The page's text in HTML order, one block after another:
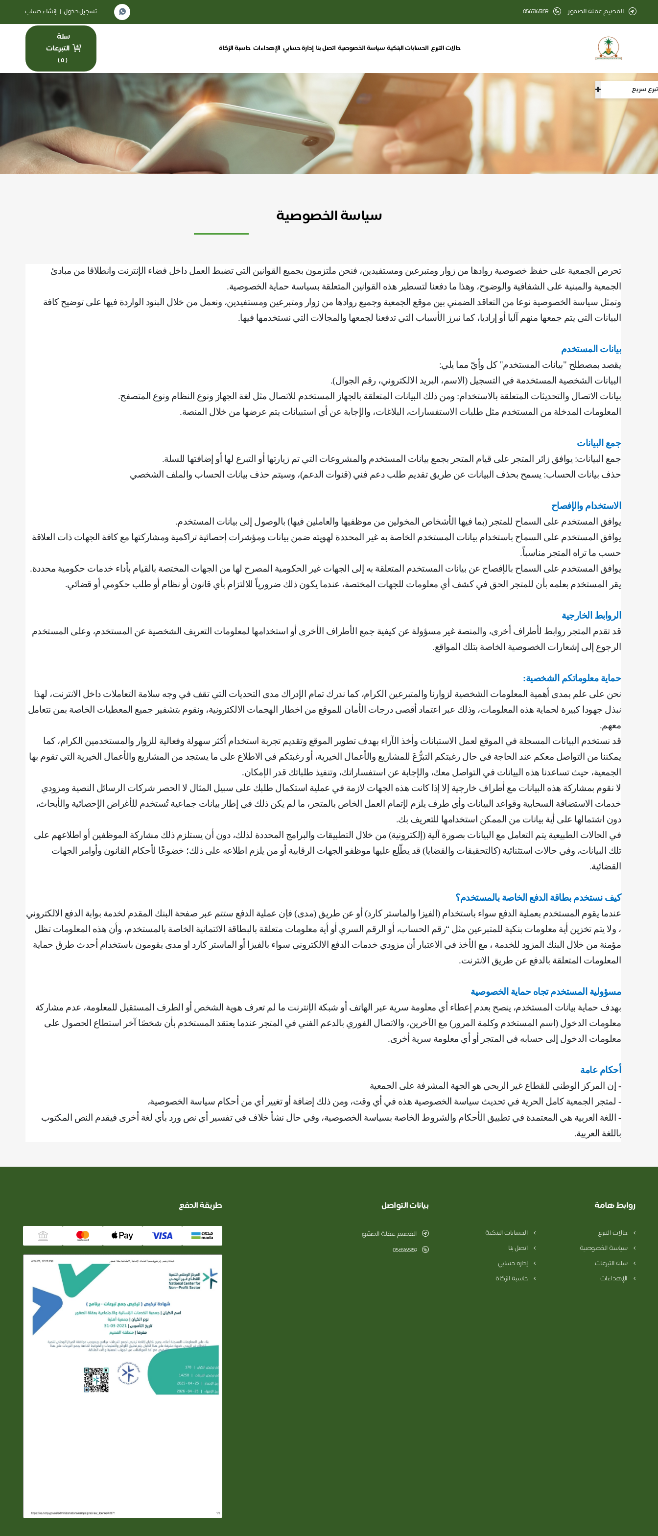
تبرع سريع
القصيم عقلة الصقور 0565165159 تسجيل دخول | إنشاء حساب
حالات التبرع الحسابات البنكية سياسة الخصوصية اتصل بنا إدارة حسابي الإهداءات حاسبة الزكاة
سلة
التبرعات
(
0
)
سياسة الخصوصية
تحرص الجمعية على حفظ خصوصية روادها من زوار ومتبرعين ومستفيدين، فنحن ملتزمون بجميع القوانين التي تضبط العمل داخل فضاء الإنترنت وانطلاقا من مبادئ
الجمعية والمبنية على الشفافية والوضوح، وهذا ما دفعنا لتسطير هذه القوانين المتعلقة بسياسة حماية الخصوصية.
وتمثل سياسة الخصوصية نوعا من التعاقد الضمني بين موقع الجمعية وجميع روادها من زوار ومتبرعين ومستفيدين، ونعمل من خلال البنود الواردة فيها على توضيح كافة
البيانات التي يتم جمعها منهم آليا أو إراديا، كما نبرز الأسباب التي تدفعنا لجمعها والمجالات التي نستخدمها فيها.
بيانات المستخدم
يقصد بمصطلح "بيانات المستخدم" كل وأيّ مما يلي:
‌البيانات الشخصية المستخدمة في التسجيل (الاسم، البريد الالكتروني، رقم الجوال).
بيانات الاتصال والتحديثات المتعلقة بالاستخدام: ومن ذلك البيانات المتعلقة بالجهاز المستخدم للاتصال مثل لغة الجهاز ونوع النظام ونوع المتصفح.
‌المعلومات المدخلة من المستخدم مثل طلبات الاستفسارات، البلاغات، والإجابة عن أي استبيانات يتم عرضها من خلال المنصة.
جمع البيانات
جمع البيانات: يوافق زائر المتجر على قيام المتجر بجمع بيانات المستخدم والمشروعات التي تم زيارتها أو التبرع لها أو إضافتها للسلة.
حذف بيانات الحساب: يسمح بحذف البيانات عن طريق تقديم طلب دعم فني (قنوات الدعم)، وسيتم حذف بيانات الحساب والملف الشخصي
الاستخدام والإفصاح
يوافق المستخدم على السماح للمتجر (بما فيها الأشخاص المخولين من موظفيها والعاملين فيها) بالوصول إلى بيانات المستخدم.
يوافق المستخدم على السماح باستخدام بيانات المستخدم الخاصة به غير المحددة لهويته ضمن بيانات ومؤشرات إحصائية تراكمية ومشاركتها مع كافة الجهات ذات العلاقة
حسب ما تراه المتجر مناسباً.
يوافق المستخدم على السماح بالإفصاح عن بيانات المستخدم المتعلقة به إلى الجهات غير الحكومية المصرح لها من الجهات المختصة بالقيام بأداء خدمات حكومية محددة.
‌يقر المستخدم بعلمه بأن للمتجر الحق في كشف أي معلومات للجهات المختصة، عندما يكون ذلك ضرورياً للالتزام بأي قانون أو نظام أو طلب حكومي أو قضائي.
الروابط الخارجية
قد تقدم المتجر روابط لأطراف أخرى، والمنصة غير مسؤولة عن كيفية جمع الأطراف الأخرى أو استخدامها لمعلومات التعريف الشخصية عن المستخدم، وعلى المستخدم
الرجوع إلى إشعارات الخصوصية الخاصة بتلك المواقع.
حماية معلوماتكم الشخصية:
نحن على علم بمدى أهمية المعلومات الشخصية لزوارنا والمتبرعين الكرام، كما ندرك تمام الإدراك مدى التحديات التي تقف في وجه سلامة التعاملات داخل الانترنت، لهذا
نبذل جهودا كبيرة لحماية هذه المعلومات، وذلك عبر اعتماد أقصى درجات الأمان للموقع من اخطار الهجمات الالكترونية، ونقوم بتشفير جميع المعطيات الخاصة بمن نتعامل
معهم.
قد نستخدم البيانات المسجلة في الموقع لعمل الاستبانات وأخذ الآراء بهدف تطوير الموقع وتقديم تجربة استخدام أكثر سهولة وفعالية للزوار والمستخدمين الكرام، كما
يمكننا من التواصل معكم عند الحاجة في حال رغبتكم التبرُّعَ للمشاريع والأعمال الخيرية، أو رغبتكم في الاطلاع على ما يستجد من المشاريع والأعمال الخيرية التي تقوم بها
الجمعية، حيث تساعدنا هذه البيانات في التواصل معك، والإجابة عن استفساراتك، وتنفيذ طلباتك قدر الإمكان.
لا نقوم بمشاركة هذه البيانات مع أطراف خارجية إلا إذا كانت هذه الجهات لازمة في عملية استكمال طلبك على سبيل المثال لا الحصر شركات الرسائل النصية ومزودي
خدمات الاستضافة السحابية وقواعد البيانات وأي طرف يلزم لإتمام العمل الخاص بالمتجر، ما لم يكن ذلك في إطار بيانات جماعية تُستخدم للأغراض الإحصائية والأبحاث،
دون اشتمالها على أية بيانات من الممكن استخدامها للتعريف بك.
في الحالات الطبيعية يتم التعامل مع البيانات بصورة آلية (إلكترونية) من خلال التطبيقات والبرامج المحددة لذلك، دون أن يستلزم ذلك مشاركة الموظفين أو اطلاعهم على
تلك البيانات، وفي حالات استثنائية (كالتحقيقات والقضايا) قد يطّلِع عليها موظفو الجهات الرقابية أو من يلزم اطلاعه على ذلك؛ خضوعًا لأحكام القانون وأوامر الجهات
القضائية.
كيف نستخدم بطاقة الدفع الخاصة بالمستخدم؟
عندما يقوم المستخدم بعملية الدفع سواء باستخدام (الفيزا والماستر كارد) أو عن طريق (مدى) فإن عملية الدفع ستتم عبر صفحة البنك المقدم لخدمة بوابة الدفع الالكتروني
، ولا يتم تخزين أية معلومات بنكية للمتبرعين مثل “رقم الحساب، أو الرقم السري أو أية معلومات متعلقة بالبطاقة الائتمانية الخاصة بالمستخدم، وأن هذه المعلومات تظل
مؤمنة من خلال البنك المزود للخدمة ، مع الأخذ في الاعتبار أن مزودي خدمات الدفع الالكتروني سواء بالفيزا أو الماستر كارد او مدى يقومون باستخدام أحدث طرق حماية
المعلومات المتعلقة بالدفع عن طريق الانترنت.
مسؤولية المستخدم تجاه حماية الخصوصية
بهدف حماية بيانات المستخدم، ينصح بعدم إعطاء أي معلومة سرية عبر الهاتف أو شبكة الإنترنت ما لم تعرف هوية الشخص أو الطرف المستقبل للمعلومة، ‌‌عدم مشاركة
معلومات الدخول (اسم المستخدم وكلمة المرور) مع الآخرين، ‌والاتصال الفوري بالدعم الفني في المتجر عندما يعتقد المستخدم بأن شخصًا آخر استطاع الحصول على
معلومات الدخول إلى حسابه في المتجر أو أي معلومة سرية أخرى.
أحكام عامة
‌‌- إن المركز الوطني للقطاع غير الربحي هو الجهة المشرفة على الجمعية
- لمتجر الجمعية كامل الحرية في تحديث سياسة الخصوصية هذه في أي وقت، ومن ذلك إضافة أو تغيير أي من أحكام سياسة الخصوصية،
- اللغة العربية هي المعتمدة في تطبيق الأحكام والشروط الخاصة بسياسة الخصوصية، وفي حال نشأ خلاف في تفسير أي نص ورد بأي لغة أخرى فيقدم النص المكتوب
باللغة العربية.
روابط هامة
حالات التبرع
الحسابات البنكية
سياسة الخصوصية
اتصل بنا
سلة التبرعات
إدارة حسابي
الإهداءات
حاسبة الزكاة
بيانات التواصل
القصيم عقلة الصقور
0565165159
طريقة الدفع